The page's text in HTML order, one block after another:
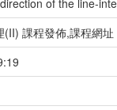
(II) 課程發佈,課程網址